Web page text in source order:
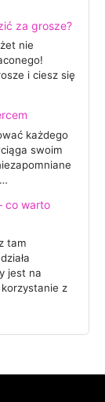
za grosze?
nie
i ciesz się
każdego
swoim
co warto
tam
jest na
z